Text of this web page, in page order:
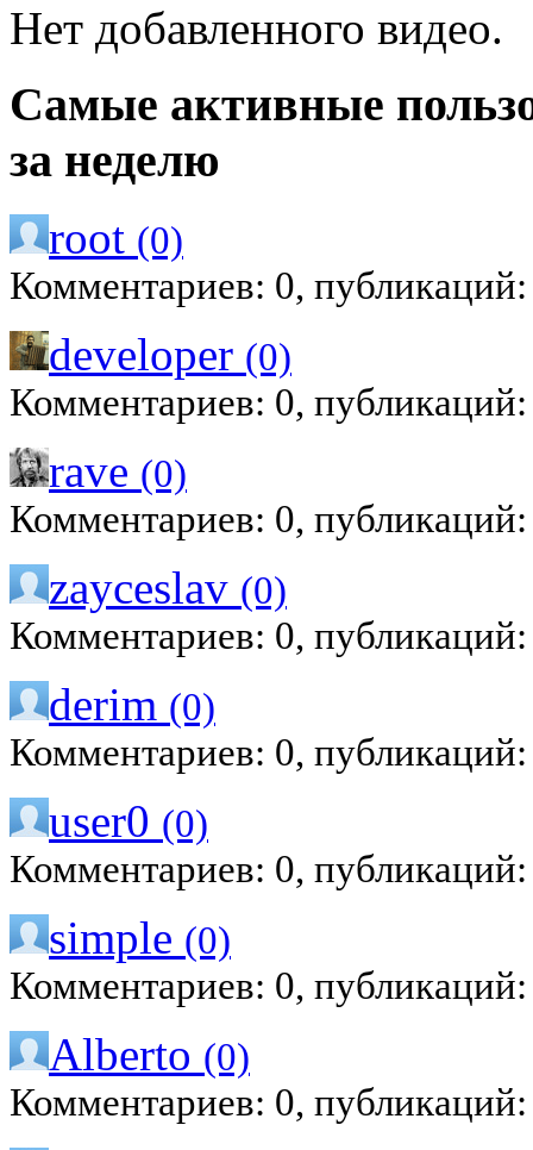
Нет добавленного видео.
Самые активные
за неделю
root (0)
Комментариев: 0,
developer (0)
Комментариев: 0,
rave (0)
Комментариев: 0,
zayceslav (0)
Комментариев: 0,
derim (0)
Комментариев: 0,
user0 (0)
Комментариев: 0,
simple (0)
Комментариев: 0,
Alberto (0)
Комментариев: 0,